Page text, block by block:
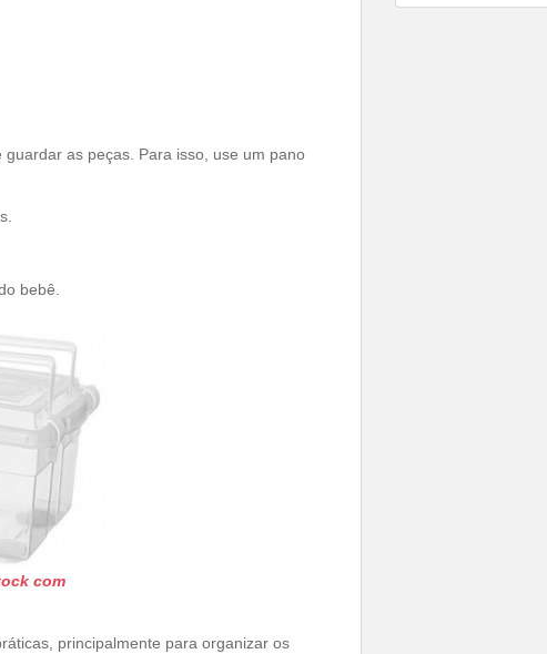
as peças. Para isso, use um pano
bebê.
com
principalmente para organizar os